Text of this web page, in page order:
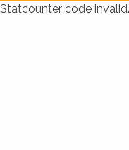
Statcounter code